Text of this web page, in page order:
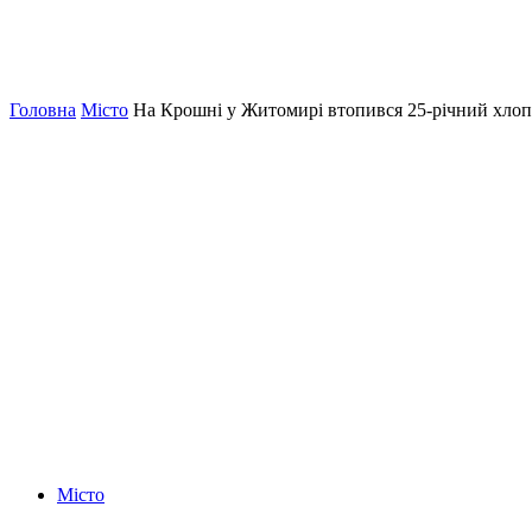
Головна Місто На Крошні у Житомирі втопився 25-річний
Місто